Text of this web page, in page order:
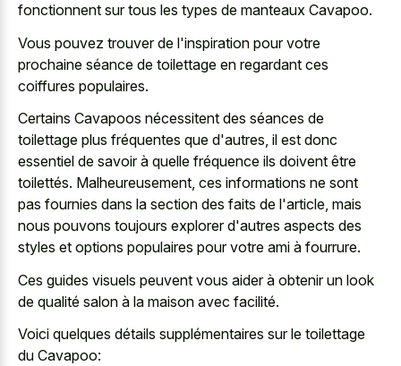
fonctionnent sur tous les types de manteaux Cavapoo.
Vous pouvez trouver de l'inspiration pour votre
prochaine séance de toilettage en regardant ces
coiffures populaires.
Certains Cavapoos nécessitent des séances de
toilettage plus fréquentes que d'autres, il est donc
essentiel de savoir à quelle fréquence ils doivent être
toilettés. Malheureusement, ces informations ne sont
pas fournies dans la section des faits de l'article, mais
nous pouvons toujours explorer d'autres aspects des
styles et options populaires pour votre ami à fourrure.
Ces guides visuels peuvent vous aider à obtenir un look
de qualité salon à la maison avec facilité.
Voici quelques détails supplémentaires sur le toilettage
du Cavapoo: